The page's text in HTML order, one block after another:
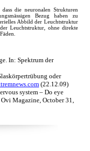
die neuronalen Strukturen
Bezug haben zu
Abbild der Leuchtstruktur
Leuchtstruktur, ohne direkte
In: Spektrum der
oder
(22.12.09)
system – Do eye
Magazine, October 31,